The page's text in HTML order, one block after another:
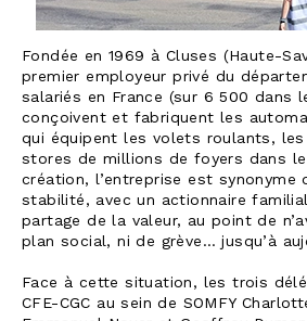
Fondée en 1969 à Cluses (Haute-
premier employeur privé du
salariés en France (sur 6 500 dans
conçoivent et fabriquent les
qui équipent les volets roulants,
stores de millions de foyers dans
création, l’entreprise est synonyme
stabilité, avec un actionnaire
partage de la valeur, au point de
plan social, ni de grève… jusqu’à
Face à cette situation, les trois
CFE-CGC au sein de SOMFY